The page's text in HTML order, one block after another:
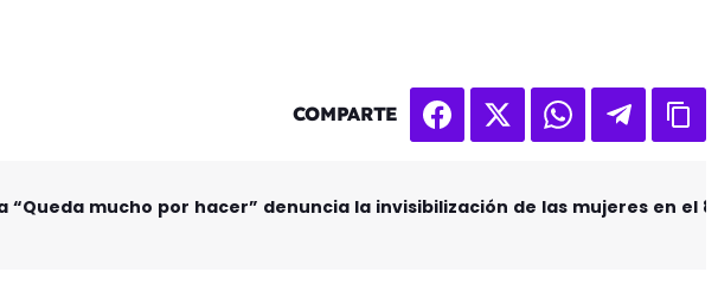
COMPARTE
“Queda mucho por hacer” denuncia la invisibilización de las mujeres en el 8M